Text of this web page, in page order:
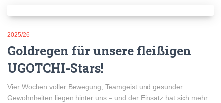
2025/26
Goldregen für unsere fleißigen
UGOTCHI-Stars!
Vier Wochen voller Bewegung, Teamgeist und gesunder
Gewohnheiten liegen hinter uns – und der Einsatz hat sich mehr